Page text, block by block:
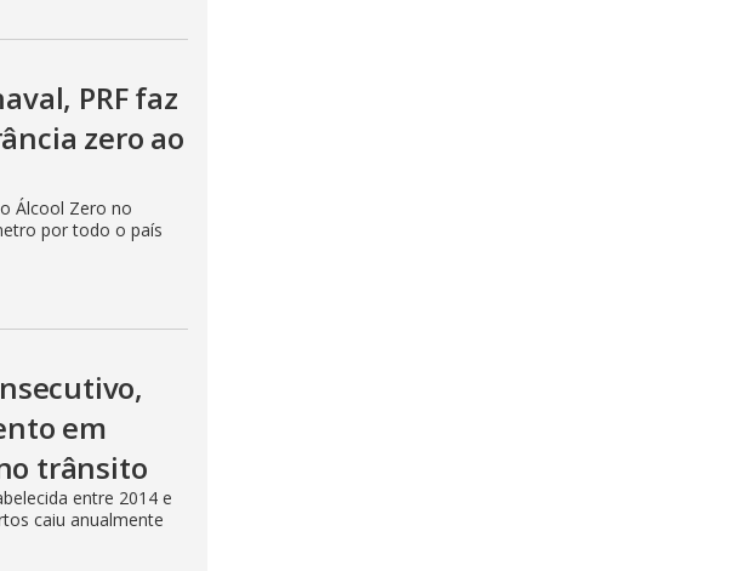
PRF faz
zero ao
Álcool Zero no
por todo o país
em
trânsito
entre 2014 e
caiu anualmente